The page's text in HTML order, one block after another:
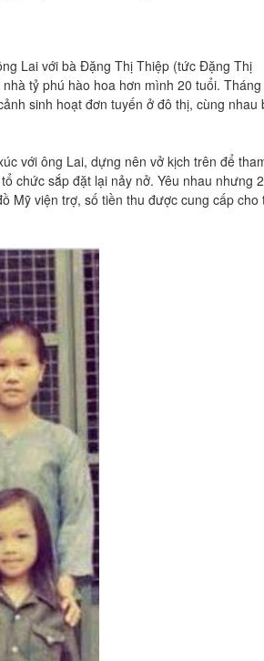
Lai với bà Đặng Thị Thiệp (tức Đặng Thị
tỷ phú hào hoa hơn mình 20 tuổi. Tháng
sinh hoạt đơn tuyến ở đô thị, cùng nhau
với ông Lai, dựng nên vở kịch trên để
chức sắp đặt lại nảy nở. Yêu nhau nhưng 2
Mỹ viện trợ, số tiền thu được cung cấp cho